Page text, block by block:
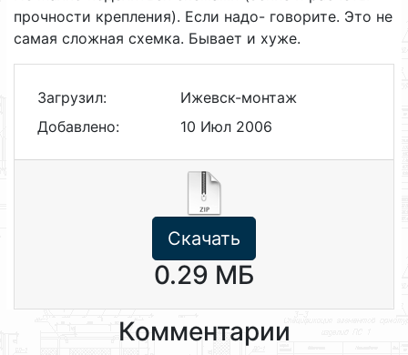
прочности крепления). Если надо- говорите. Это не
самая сложная схемка. Бывает и хуже.
Загрузил:
Ижевск-монтаж
Добавлено:
10 Июл 2006
Скачать
0.29 МБ
Комментарии